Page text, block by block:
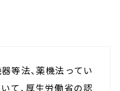
等法、薬機法ってい
て、厚生労働省の認